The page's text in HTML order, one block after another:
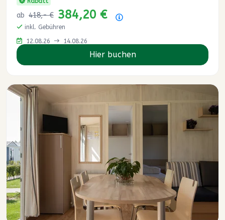
ab 418,- € 384,20 €
inkl. Gebühren
12.08.26 14.08.26
Hier buchen